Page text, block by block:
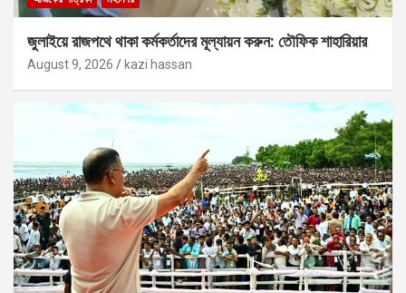
জুলাইয়ে রাজপথে থাকা কর্মকর্তাদের মূল্যায়ন করুন: তৌফিক শাহারিয়ার
August 9, 2026 kazi hassan